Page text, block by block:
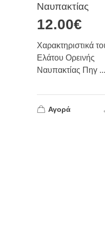
Ναυπακτίας
12.00€
Χαρακτηριστικά
Ελάτου Ορεινής
Ναυπακτίας Πηγ ...
Αγορά